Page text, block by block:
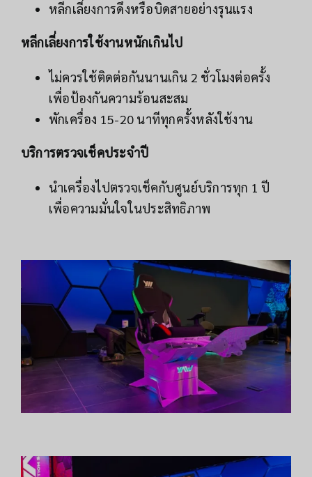
หลีกเลี่ยงการดึงหรือบิดสายอย่างรุนแรง
หลีกเลี่ยงการใช้งานหนักเกินไป
ไม่ควรใช้ติดต่อกันนานเกิน 2 ชั่วโมงต่อครั้ง
เพื่อป้องกันความร้อนสะสม
พักเครื่อง 15-20 นาทีทุกครั้งหลังใช้งาน
บริการตรวจเช็คประจำปี
นำเครื่องไปตรวจเช็คกับศูนย์บริการทุก 1 ปี
เพื่อความมั่นใจในประสิทธิภาพ